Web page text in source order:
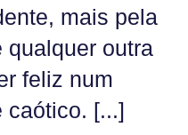
mais pela
qualquer outra
feliz num
caótico. [...]